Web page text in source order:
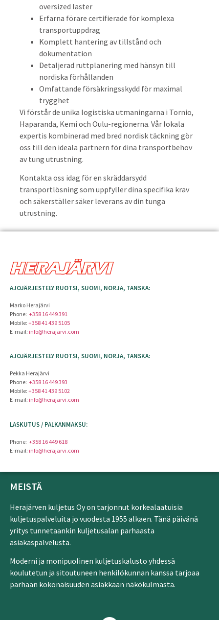
oversized laster
Erfarna förare certifierade för komplexa
transportuppdrag
Komplett hantering av tillstånd och
dokumentation
Detaljerad ruttplanering med hänsyn till
nordiska förhållanden
Omfattande försäkringsskydd för maximal
trygghet
Vi förstår de unika logistiska utmaningarna i Tornio,
Haparanda, Kemi och Oulu-regionerna. Vår lokala
expertis kombinerad med bred nordisk täckning gör
oss till den ideala partnern för dina transportbehov
av tung utrustning.
Kontakta oss idag för en skräddarsydd
transportlösning som uppfyller dina specifika krav
och säkerställer säker leverans av din tunga
utrustning.
AJOJÄRJESTELY RUOTSI, SUOMI, NORJA, TANSKA:
Marko Herajärvi
Phone: +358 16 449 391
Mobile: +358 41 439 5105
E-mail: info@herajarvi.com
AJOJÄRJESTELY RUOTSI, SUOMI, NORJA, TANSKA:
Pekka Herajärvi
Phone: +358 16 449 393
Mobile: +358 41 439 5102
E-mail: info@herajarvi.com
LASKUTUS / PALKANMAKSU:
Phone: +358 16 449 618
E-mail: info@herajarvi.com
MEISTÄ
Herajärven kuljetus Oy on tarjonnut korkealaatuisia
kuljetuspalveluita jo vuodesta 1955 alkaen. Tänä päivänä
yritys tunnetaankin kuljetusalan parhaasta
asiakaspalvelusta.
Moderni ja monipuolinen kuljetuskalusto yhdessä
koulutetun ja sitoutuneen henkilökunnan kanssa tarjoaa
parhaan kokonaisuuden asiakkaan näkökulmasta.